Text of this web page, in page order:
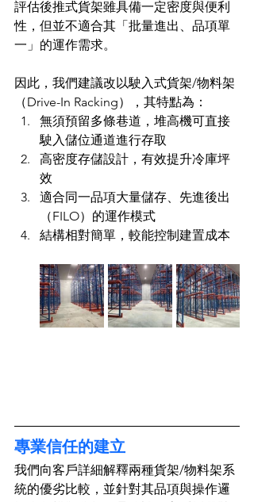
評估後推式貨架雖具備一定密度與便利
性，但並不適合其「批量進出、品項單
一」的運作需求。
因此，我們建議改以駛入式貨架/物料架
（Drive-In Racking），其特點為：
無須預留多條巷道，堆高機可直接
駛入儲位通道進行存取
高密度存儲設計，有效提升冷庫坪
效
適合同一品項大量儲存、先進後出
（FILO）的運作模式
結構相對簡單，較能控制建置成本
專業信任的建立
我們向客戶詳細解釋兩種貨架/物料架系
統的優劣比較，並針對其品項與操作邏